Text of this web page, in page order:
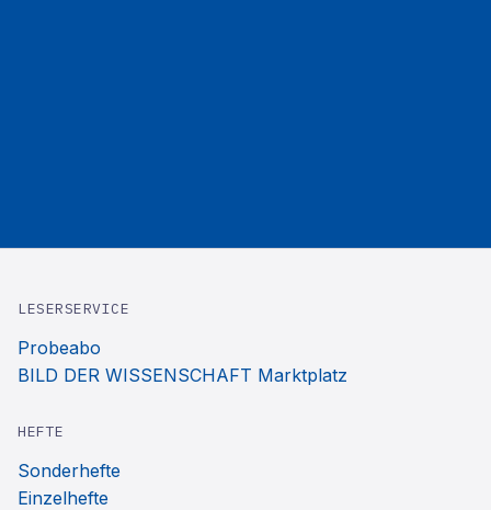
LESERSERVICE
Probeabo
BILD DER WISSENSCHAFT Marktplatz
HEFTE
Sonderhefte
Einzelhefte